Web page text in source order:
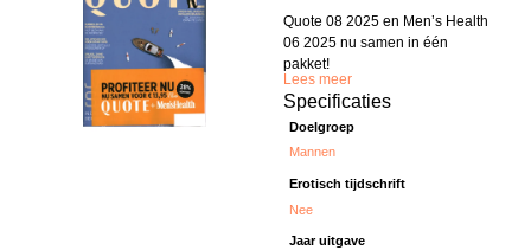
Quote 08 2025 en Men’s Health
06 2025 nu samen in één
pakket!
Lees meer
Specificaties
Doelgroep
Mannen
Erotisch tijdschrift
Nee
Jaar uitgave